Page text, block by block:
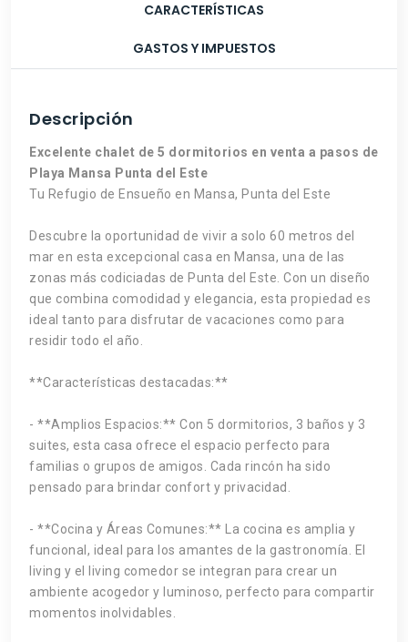
CARACTERÍSTICAS
GASTOS Y IMPUESTOS
Descripción
Excelente chalet de 5 dormitorios en venta a pasos de
Playa Mansa Punta del Este
Tu Refugio de Ensueño en Mansa, Punta del Este
Descubre la oportunidad de vivir a solo 60 metros del
mar en esta excepcional casa en Mansa, una de las
zonas más codiciadas de Punta del Este. Con un diseño
que combina comodidad y elegancia, esta propiedad es
ideal tanto para disfrutar de vacaciones como para
residir todo el año.
**Características destacadas:**
- **Amplios Espacios:** Con 5 dormitorios, 3 baños y 3
suites, esta casa ofrece el espacio perfecto para
familias o grupos de amigos. Cada rincón ha sido
pensado para brindar confort y privacidad.
- **Cocina y Áreas Comunes:** La cocina es amplia y
funcional, ideal para los amantes de la gastronomía. El
living y el living comedor se integran para crear un
ambiente acogedor y luminoso, perfecto para compartir
momentos inolvidables.